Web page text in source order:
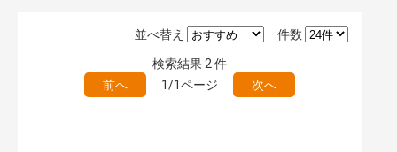
絞り込みの解除
件数
並べ替え
検索結果 2 件
前へ
1/1ページ 次へ